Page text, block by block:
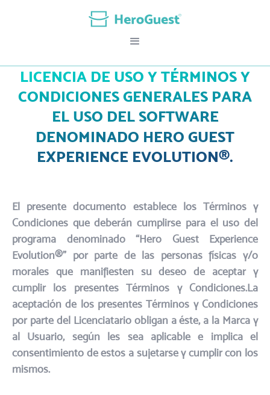
LICENCIA DE USO Y TÉRMINOS Y
CONDICIONES GENERALES PARA
EL USO DEL SOFTWARE
DENOMINADO HERO GUEST
EXPERIENCE EVOLUTION®.
El presente documento establece los Términos y
Condiciones que deberán cumplirse para el uso del
programa denominado “Hero Guest Experience
Evolution®” por parte de las personas físicas y/o
morales que manifiesten su deseo de aceptar y
cumplir los presentes Términos y Condiciones.​La
aceptación de los presentes Términos y Condiciones
por parte del Licenciatario obligan a éste, a la Marca y
al Usuario, según les sea aplicable e implica el
consentimiento de estos a sujetarse y cumplir con los
mismos.